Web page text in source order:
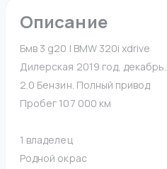
Описание
Бмв 3 g20 | BMW 320i xdrive
Дилерская 2019 год, декабрь.
2.0 Бензин. Полный привод
Пробег 107 000 км
1 владелец
Родной окрас